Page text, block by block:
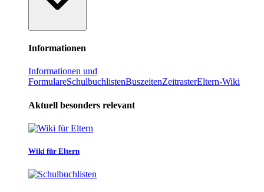
Informationen
Informationen und
FormulareSchulbuchlistenBuszeitenZeitrasterEltern-Wiki
Aktuell besonders relevant
Wiki für Eltern